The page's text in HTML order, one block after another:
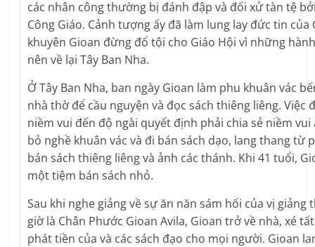
các nhân công thường bị đánh đập và đối xử tàn tệ
Công Giáo. Cảnh tượng ấy đã làm lung lay đức tin
khuyên Gioan đừng đổ tội cho Giáo Hội vì những
nên về lại Tây Ban Nha.
Ở Tây Ban Nha, ban ngày Gioan làm phu khuân vác
nhà thờ để cầu nguyện và đọc sách thiêng liêng. Việc
niềm vui đến độ ngài quyết định phải chia sẻ niềm
bỏ nghề khuân vác và đi bán sách dạo, lang thang từ
bán sách thiêng liêng và ảnh các thánh. Khi 41 tuổi,
một tiệm bán sách nhỏ.
Sau khi nghe giảng về sự ăn năn sám hối của vị
giờ là Chân Phước Gioan Avila, Gioan trở về nhà, xé
phát tiền của và các sách đạo cho mọi người. Gioan